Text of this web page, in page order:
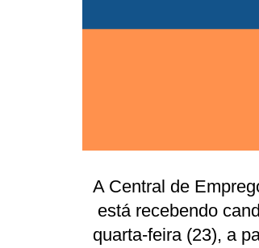
A Central de
está recebendo
quarta-feira (23), a